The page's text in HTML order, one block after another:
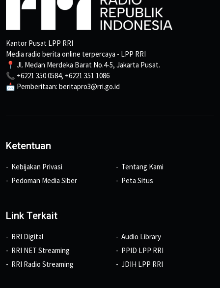
Kantor Pusat LPP RRI
Media radio berita online terpercaya - LPP RRI
📍 Jl. Medan Merdeka Barat No.4-5, Jakarta Pusat.
📞 +6221 350 0584, +6221 351 1086
📩 Pemberitaan: beritapro3@rri.go.id
Ketentuan
Kebijakan Privasi
Pedoman Media Siber
Tentang Kami
Peta Situs
Link Terkait
RRI Digital
RRI NET Streaming
RRI Radio Streaming
Audio Library
PPID LPP RRI
JDIH LPP RRI